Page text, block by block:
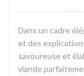
Dans un cadre
et des
savoureuse et
viande